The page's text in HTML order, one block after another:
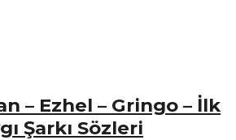
– Ezhel – Gringo – İlk
Şarkı Sözleri